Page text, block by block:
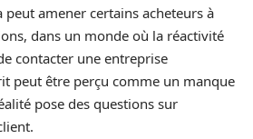
peut amener certains acheteurs à
dans un monde où la réactivité
contacter une entreprise
peut être perçu comme un manque
pose des questions sur